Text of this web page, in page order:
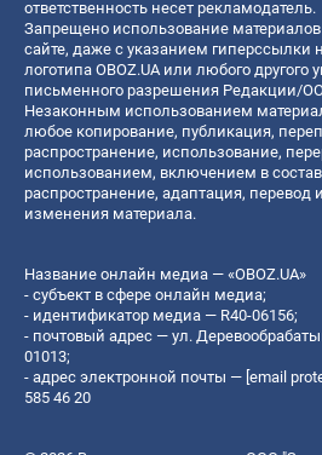
ответственность несет рекламодатель.
Запрещено использование
сайте, даже с указанием гиперссылки
логотипа OBOZ.UA или любого другого
письменного разрешения Редакции/
Незаконным использованием
любое копирование, публикация,
распространение, использование,
использованием, включением в состав
распространение, адаптация, перевод
изменения материала.
Название онлайн медиа — «OBOZ.UA»
- субъект в сфере онлайн медиа;
- идентификатор медиа — R40-06156;
- почтовый адрес — ул.
01013;
- адрес электронной почты — [email
585 46 20